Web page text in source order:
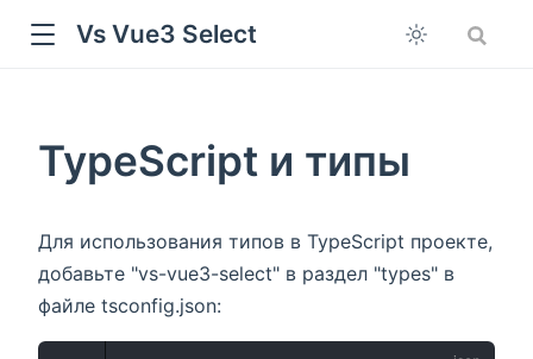
Vs Vue3 Select
TypeScript и типы
Для использования типов в TypeScript проекте,
добавьте "vs-vue3-select" в раздел "types" в
файле tsconfig.json: